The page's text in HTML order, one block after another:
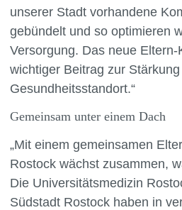
unserer Stadt vorhandene
gebündelt und so optimieren
Versorgung. Das neue
wichtiger Beitrag zur
Gesundheitsstandort.“
Gemeinsam unter einem Dach
„Mit einem gemeinsamen
Rostock wächst zusammen,
Die Universitätsmedizin
Südstadt Rostock haben in